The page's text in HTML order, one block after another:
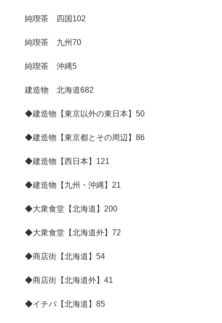
純喫茶 四国 102
純喫茶 九州 70
純喫茶 沖縄5
建造物 北海道682
◆建造物【東京以外の東日本】 50
◆建造物【東京都とその周辺】 86
◆建造物【西日本】 121
◆建造物【九州・沖縄】 21
◆大衆食堂【北海道】 200
◆大衆食堂【北海道外】 72
◆商店街【北海道】 54
◆商店街【北海道外】 41
◆イチバ【北海道】 85